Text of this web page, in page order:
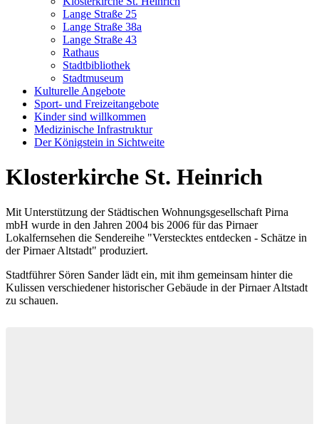
Lange Straße 25
Lange Straße 38a
Lange Straße 43
Rathaus
Stadtbibliothek
Stadtmuseum
Kulturelle Angebote
Sport- und Freizeitangebote
Kinder sind willkommen
Medizinische Infrastruktur
Der Königstein in Sichtweite
Klosterkirche St. Heinrich
Mit Unterstützung der Städtischen Wohnungsgesellschaft Pirna
mbH wurde in den Jahren 2004 bis 2006 für das Pirnaer
Lokalfernsehen die Sendereihe "Verstecktes entdecken - Schätze in
der Pirnaer Altstadt" produziert.
Stadtführer Sören Sander lädt ein, mit ihm gemeinsam hinter die
Kulissen verschiedener historischer Gebäude in der Pirnaer Altstadt
zu schauen.